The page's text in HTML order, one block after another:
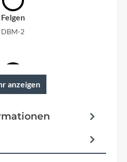
Felgen
DBM-2
Reifen
PET A53
anzeigen